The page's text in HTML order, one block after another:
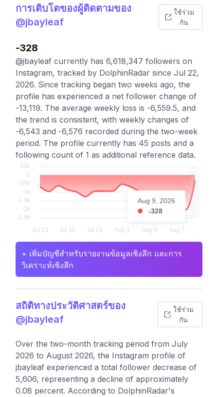
การเติบโตของผู้ติดตามของ
@jbayleaf
ใช้ร่วม
กัน
-328
@jbayleaf currently has 6,618,347 followers on
Instagram, tracked by DolphinRadar since Jul 22,
2026. Since tracking began two weeks ago, the
profile has experienced a net follower change of
-13,119. The average weekly loss is -6,559.5, and
the trend is consistent, with weekly changes of
-6,543 and -6,576 recorded during the two-week
period. The profile currently has 45 posts and a
following count of 1 as additional reference data.
Aug 9, 2026
-328
+ เพิ่มบัญชีสำหรับรายงานข้อมูลเชิงลึก และการ
วิเคราะห์เชิงลึก
สถิติทางประวัติศาสตร์ของ
@jbayleaf
ใช้ร่วม
กัน
Over the two-month tracking period from July
2026 to August 2026, the Instagram profile of
jbayleaf experienced a total follower decrease of
5,606, representing a decline of approximately
0.08 percent. According to DolphinRadar's